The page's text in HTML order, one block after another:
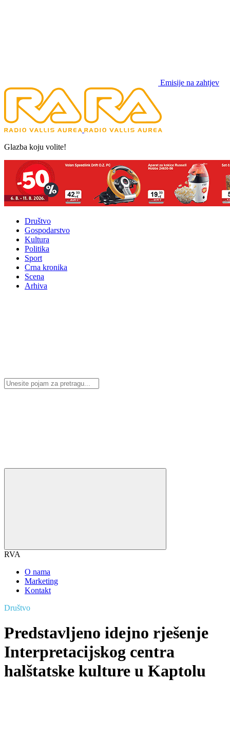
Emisije na zahtjev
Glazba koju volite!
Društvo
Gospodarstvo
Kultura
Politika
Sport
Crna kronika
Scena
Arhiva
RVA
O nama
Marketing
Kontakt
Društvo
Predstavljeno idejno rješenje
Interpretacijskog centra
halštatske kulture u Kaptolu